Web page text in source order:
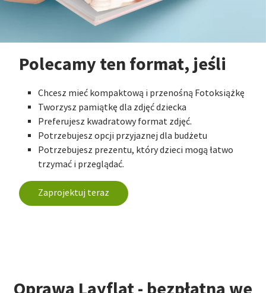
Polecamy ten format, jeśli
Chcesz mieć kompaktową i przenośną Fotoksiążkę
Tworzysz pamiątkę dla zdjęć dziecka
Preferujesz kwadratowy format zdjęć.
Potrzebujesz opcji przyjaznej dla budżetu
Potrzebujesz prezentu, który dzieci mogą łatwo
trzymać i przeglądać.
Zaprojektuj teraz